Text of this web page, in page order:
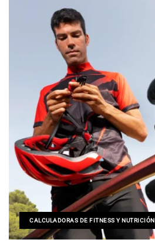
CALCULADORAS DE FITNESS Y NUTRICIÓN